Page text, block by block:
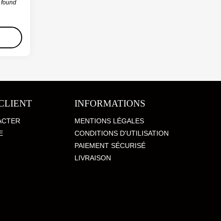
INFORMATIONS
MENTIONS LÉGALES
CONDITIONS D'UTILISATION
PAIEMENT SÉCURISÉ
LIVRAISON